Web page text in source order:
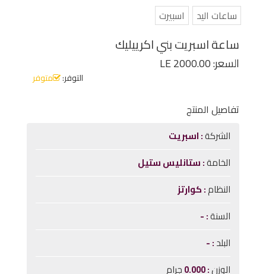
ساعات اليد اسبيرت
ساعة اسبريت بني اكرييليك
السعر: LE 2000.00
التوفر: متوفر
تفاصيل المنتج
الشركة اسبريت
الخامة ستانليس ستيل
النظام كوارتز
السنة -
البلد -
الوزن
جرام